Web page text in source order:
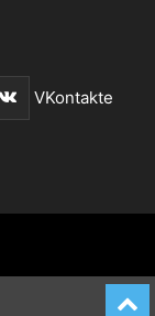
VKontakte